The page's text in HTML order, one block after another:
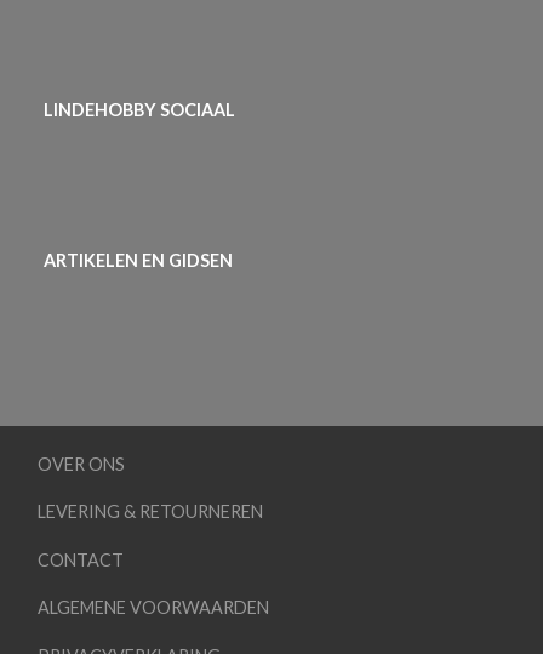
LINDEHOBBY SOCIAAL
ARTIKELEN EN GIDSEN
OVER ONS
LEVERING & RETOURNEREN
CONTACT
ALGEMENE VOORWAARDEN